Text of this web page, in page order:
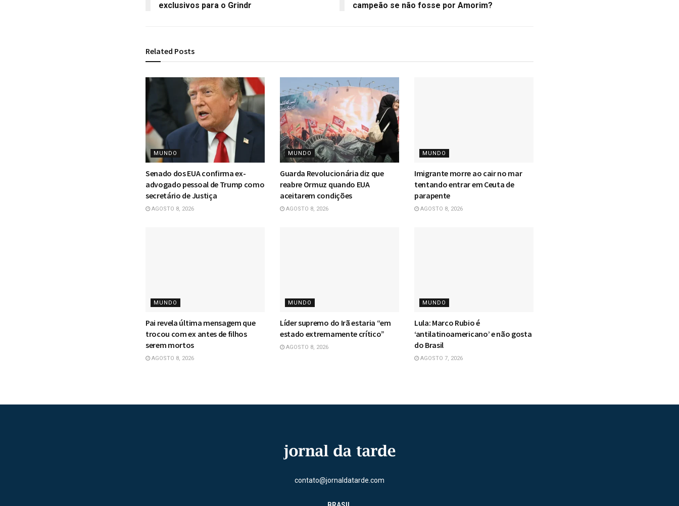
exclusivos para o Grindr
campeão se não fosse por Amorim?
Related Posts
MUNDO
Senado dos EUA confirma ex-
advogado pessoal de Trump como
secretário de Justiça
AGOSTO 8, 2026
MUNDO
Guarda Revolucionária diz que
reabre Ormuz quando EUA
aceitarem condições
AGOSTO 8, 2026
MUNDO
Imigrante morre ao cair no mar
tentando entrar em Ceuta de
parapente
AGOSTO 8, 2026
MUNDO
Pai revela última mensagem que
trocou com ex antes de filhos
serem mortos
AGOSTO 8, 2026
MUNDO
Líder supremo do Irã estaria “em
estado extremamente crítico”
AGOSTO 8, 2026
MUNDO
Lula: Marco Rubio é
‘antilatinoamericano’ e não gosta
do Brasil
AGOSTO 7, 2026
contato@jornaldatarde.com